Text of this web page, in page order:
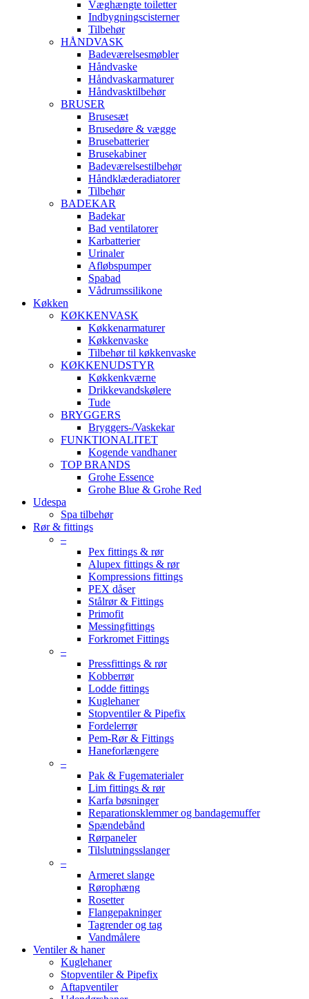
Væghængte toiletter
Indbygningscisterner
Tilbehør
HÅNDVASK
Badeværelsesmøbler
Håndvaske
Håndvaskarmaturer
Håndvasktilbehør
BRUSER
Brusesæt
Brusedøre & vægge
Brusebatterier
Brusekabiner
Badeværelsestilbehør
Håndklæderadiatorer
Tilbehør
BADEKAR
Badekar
Bad ventilatorer
Karbatterier
Urinaler
Afløbspumper
Spabad
Vådrumssilikone
Køkken
KØKKENVASK
Køkkenarmaturer
Køkkenvaske
Tilbehør til køkkenvaske
KØKKENUDSTYR
Køkkenkværne
Drikkevandskølere
Tude
BRYGGERS
Bryggers-/Vaskekar
FUNKTIONALITET
Kogende vandhaner
TOP BRANDS
Grohe Essence
Grohe Blue & Grohe Red
Udespa
Spa tilbehør
Rør & fittings
–
Pex fittings & rør
Alupex fittings & rør
Kompressions fittings
PEX dåser
Stålrør & Fittings
Primofit
Messingfittings
Forkromet Fittings
–
Pressfittings & rør
Kobberrør
Lodde fittings
Kuglehaner
Stopventiler & Pipefix
Fordelerrør
Pem-Rør & Fittings
Haneforlængere
–
Pak & Fugematerialer
Lim fittings & rør
Karfa bøsninger
Reparationsklemmer og bandagemuffer
Spændebånd
Rørpaneler
Tilslutningsslanger
–
Armeret slange
Rørophæng
Rosetter
Flangepakninger
Tagrender og tag
Vandmålere
Ventiler & haner
Kuglehaner
Stopventiler & Pipefix
Aftapventiler